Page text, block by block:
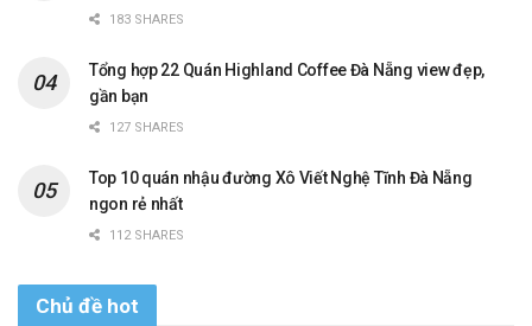
183 SHARES
Tổng hợp 22 Quán Highland Coffee Đà Nẵng view đẹp,
gần bạn
127 SHARES
Top 10 quán nhậu đường Xô Viết Nghệ Tĩnh Đà Nẵng
ngon rẻ nhất
112 SHARES
Chủ đề hot